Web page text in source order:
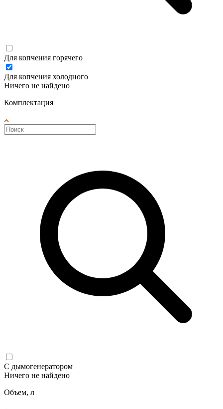
Для копчения горячего
Для копчения холодного
Ничего не найдено
Комплектация
С дымогенератором
Ничего не найдено
Объем, л